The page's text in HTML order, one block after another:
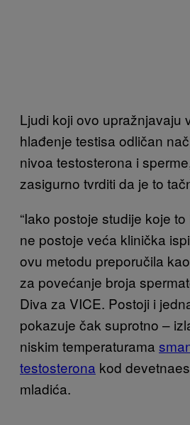
Ljudi koji ovo upražnjavaju
hlađenje testisa odličan
nivoa testosterona i
zasigurno tvrditi da je to
“Iako postoje studije koje
ne postoje veća klinička
ovu metodu preporučila
za povećanje broja
Diva za VICE. Postoji i
pokazuje čak suprotno –
niskim temperaturama
testosterona kod
mladića.